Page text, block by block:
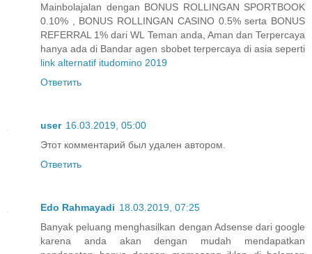
Mainbolajalan dengan BONUS ROLLINGAN SPORTBOOK
0.10% , BONUS ROLLINGAN CASINO 0.5% serta BONUS
REFERRAL 1% dari WL Teman anda, Aman dan Terpercaya
hanya ada di Bandar agen sbobet terpercaya di asia seperti
link alternatif itudomino 2019
Ответить
user 16.03.2019, 05:00
Этот комментарий был удален автором.
Ответить
Edo Rahmayadi 18.03.2019, 07:25
Banyak peluang menghasilkan dengan Adsense dari google
karena anda akan dengan mudah mendapatkan